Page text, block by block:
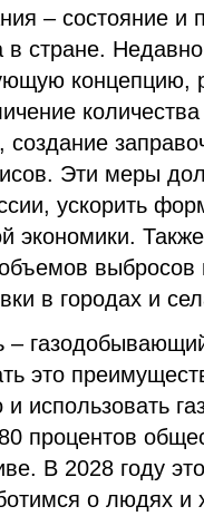
– состояние и
в стране.
концепцию,
создание
Эти меры
ускорить
экономики.
выбросов
в городах и
–
это
использовать
процентов
В 2028 году
о людях и